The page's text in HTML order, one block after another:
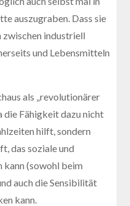
auszugraben. Dass sie
zwischen industriell
und Lebensmitteln
als „revolutionärer
Fähigkeit dazu nicht
hilft, sondern
das soziale und
(sowohl beim
auch die Sensibilität
kann.